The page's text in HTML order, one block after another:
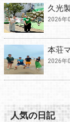
久光
2026年
本荘
2026年
人気の日記